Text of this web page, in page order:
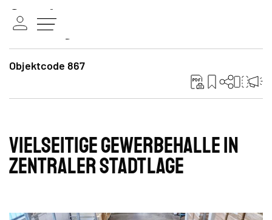
Objektcode 867
Vielseitige Gewerbehalle in
zentraler Stadtlage